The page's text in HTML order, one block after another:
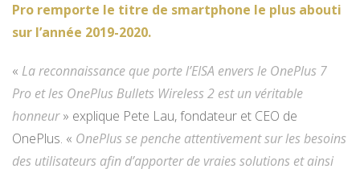
Pro remporte le titre de smartphone le plus abouti
sur l’année 2019-2020.
« La reconnaissance que porte l’EISA envers le OnePlus 7
Pro et les OnePlus Bullets Wireless 2 est un véritable
honneur» explique Pete Lau, fondateur et CEO de
OnePlus. « OnePlus se penche attentivement sur les besoins
des utilisateurs afin d’apporter de vraies solutions et ainsi